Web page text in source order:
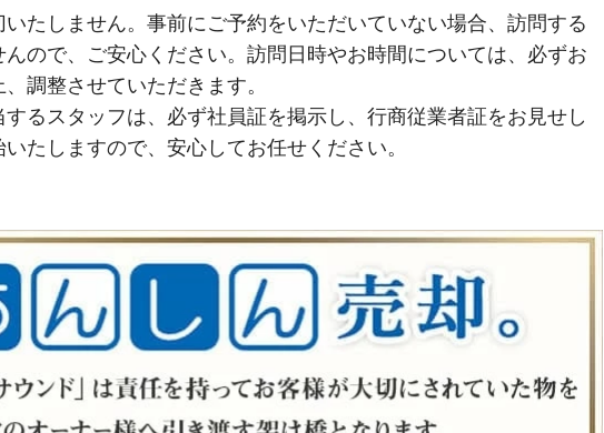
たしません。事前にご予約をいただいていない場合、訪問する
んので、ご安心ください。訪問日時やお時間については、必ずお
調整させていただきます。
するスタッフは、必ず社員証を掲示し、行商従業者証をお見せし
たしますので、安心してお任せください。